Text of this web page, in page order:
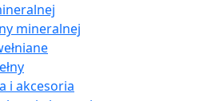
mineralnej
i akcesoria